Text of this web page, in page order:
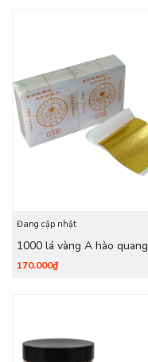
Đang cập nhật
1000 lá vàng A hào quang
giòn (A2)
170.000₫